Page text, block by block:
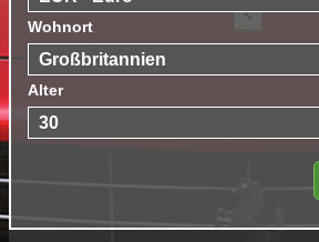
Wohnort
Alter